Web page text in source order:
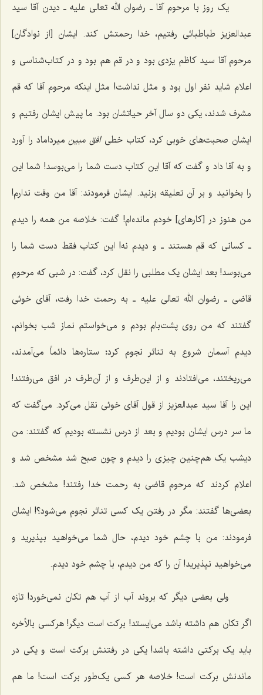
یک روز با مرحوم آقا ـ رضوان الله تعالی علیه ـ دیدن آقا سید
عبدالعزیز طباطبائى رفتیم، خدا رحمتش کند. ایشان [از نوادگان]
مرحوم آقا سید کاظم یزدى بود و در قم هم بود و در کتاب‌شناسى و
اعلام شاید نفر اول بود و مثل نداشت! مثل اینکه مرحوم آقا که قم
مشرف شدند، یکى دو سال آخر حیاتشان بود. ما پیش ایشان رفتیم و
ایشان صحبت‌های خوبى کرد، کتاب خطىافق مبینمیرداماد را آورد
و به آقا داد و گفت که آقا این کتاب دست شما را مى‌بوسد! شما این
را بخوانید و بر آن تعلیقه بزنید. ایشان فرمودند: آقا من وقت ندارم!
من هنوز در [کارهای] خودم مانده‌ام! گفت: خلاصه من همه را دیدم
ـ کسانى که قم هستند ـ و دیدم نه! این کتاب فقط دست شما را
مى‌بوسد! بعد ایشان یک مطلبى را نقل کرد، گفت: در شبى که مرحوم
قاضى ـ رضوان الله تعالی علیه ـ به رحمت خدا رفت، آقاى خوئى
گفتند که من روى پشت‌بام بودم و مى‌خواستم نماز شب بخوانم،
دیدم آسمان شروع به تناثر نجوم کرد؛ ستاره‌ها دائماً مى‌آمدند،
مى‌ریختند، مى‌افتادند و از این‌طرف و از آن‌طرف در افق مى‌رفتند!
این را آقا سید عبدالعزیز از قول آقاى خوئى نقل مى‌کرد. مى‌گفت که
ما سر درس ایشان بودیم و بعد از درس نشسته بودیم که گفتند: من
دیشب یک هم‌چنین چیزى را دیدم و چون صبح شد مشخص شد و
اعلام کردند که مرحوم قاضى به رحمت خدا رفتند! مشخص شد.
بعضى‌ها گفتند: مگر در رفتن یک کسى تناثر نجوم مى‌شود؟! ایشان
فرمودند: من با چشم خود دیدم، حال شما مى‌خواهید بپذیرید و
مى‌خواهید نپذیرید! آن را که من دیدم، با چشم خود دیدم.
ولى بعضى دیگر که بروند آب از آب هم تکان نمى‌خورد! تازه
اگر تکان هم داشته باشد مى‌ایستد! برکت است دیگر! هرکسى بالأخره
باید یک برکتى داشته باشد! یکى در رفتنش برکت است و یکى در
ماندنش برکت است! خلاصه هر کسی یک‌طور برکت است! ما هم